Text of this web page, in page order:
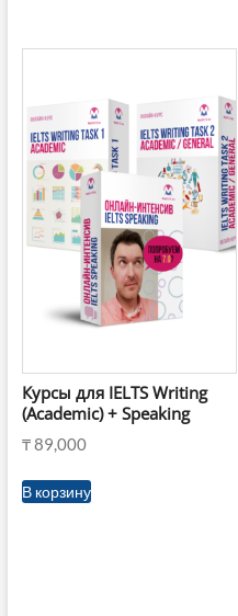
Курсы для IELTS Writing
(Academic) + Speaking
₸89,000
В корзину